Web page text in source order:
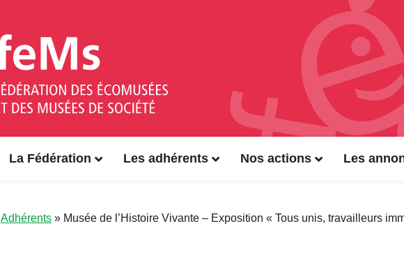
La Fédération Les adhérents Nos actions Les
Adhérents » Musée de l’Histoire Vivante – Exposition « Tous unis, travailleurs